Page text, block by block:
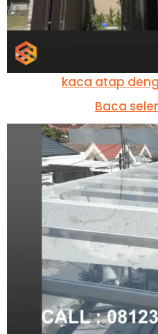
kaca atap
Baca